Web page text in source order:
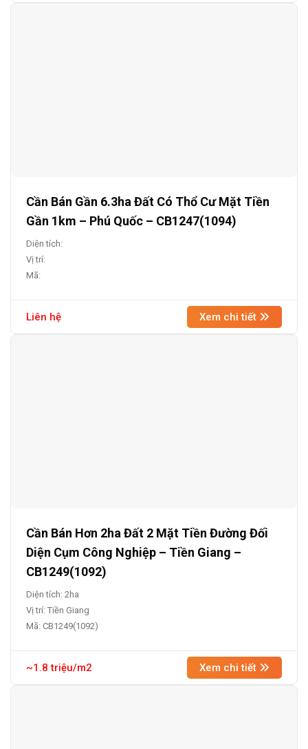
Cần Bán Gần 6.3ha Đất Có Thổ Cư Mặt Tiền
Gần 1km – Phú Quốc – CB1247(1094)
Diện tích:
Vị trí:
Mã:
Liên hệ Xem chi tiết
Cần Bán Hơn 2ha Đất 2 Mặt Tiền Đường Đối
Diện Cụm Công Nghiệp – Tiền Giang –
CB1249(1092)
Diện tích: 2ha
Vị trí: Tiền Giang
Mã: CB1249(1092)
~1.8 triệu/m2 Xem chi tiết